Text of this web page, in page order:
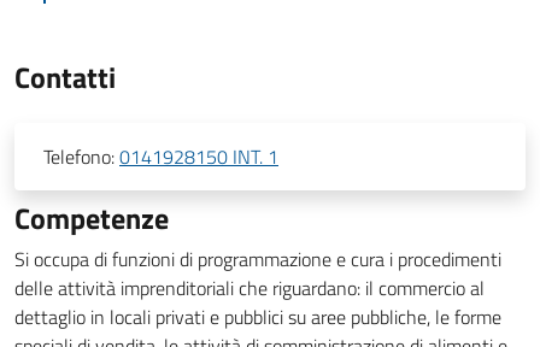
Contatti
Telefono:0141928150 INT. 1
Competenze
Si occupa di funzioni di programmazione e cura i procedimenti
delle attività imprenditoriali che riguardano: il commercio al
dettaglio in locali privati e pubblici su aree pubbliche, le forme